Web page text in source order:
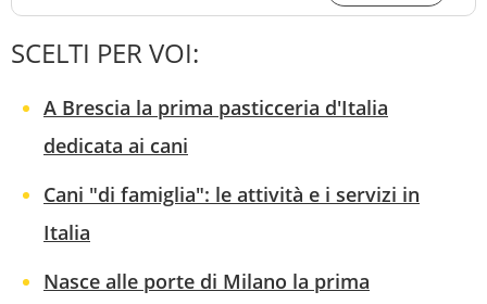
SCELTI PER VOI:
A Brescia la prima pasticceria d'Italia
dedicata ai cani
Cani "di famiglia": le attività e i servizi in
Italia
Nasce alle porte di Milano la prima